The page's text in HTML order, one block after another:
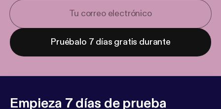
Pruébalo 7 días gratis durante
Empieza 7 días de prueba